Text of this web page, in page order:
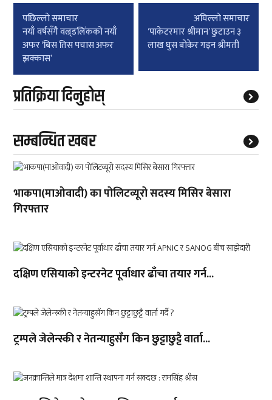
Post
navigation
पछिल्लाे समाचार
नयाँ वर्षसँगै वल्र्डलिंकको नयाँ
अफर ‘बिस तिस पचास अफर
झक्कास’
अघिल्लाे समाचार
‘पाकेटरमार श्रीमान’ छुटाउन ३
लाख घुस बोकेर गइन श्रीमती
प्रतिक्रिया दिनुहोस्
सम्बन्धित खबर
भाकपा(माओवादी) का पोलिटव्यूरो सदस्य मिसिर बेसारा
गिरफ्तार
दक्षिण एसियाको इन्टरनेट पूर्वाधार ढाँचा तयार गर्न...
ट्रम्पले जेलेन्स्की र नेतन्याहुसँग किन छुट्टाछुट्टै वार्ता...